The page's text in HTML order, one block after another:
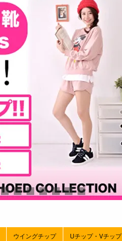
ウイングチップ Uチップ・Vチップ